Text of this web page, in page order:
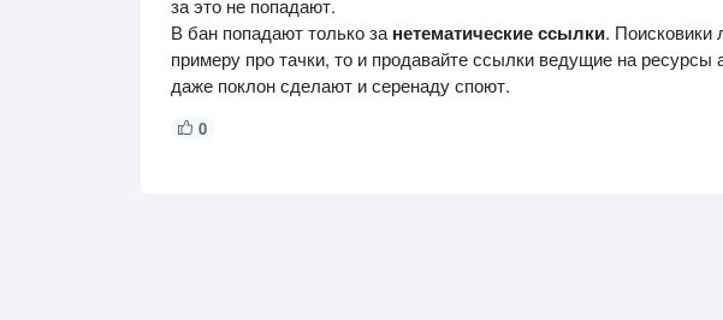
за это не попадают.
В бан попадают только за нетематические ссылки. Поисковики
примеру про тачки, то и продавайте ссылки ведущие на ресурсы
даже поклон сделают и серенаду споют.
0